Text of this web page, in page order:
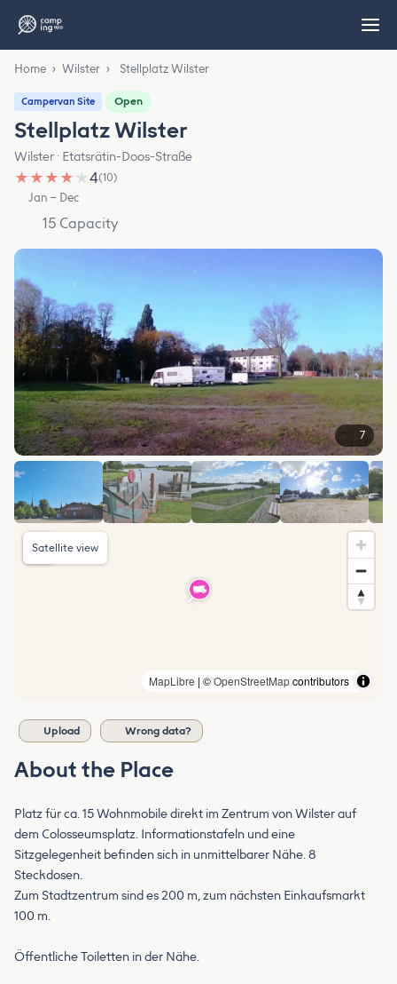
Home › Wilster › Stellplatz Wilster
Campervan Site Open
Stellplatz Wilster
Wilster · Etatsrätin-Doos-Straße
★ ★ ★ ★ ★4(10)
Jan – Dec
15 Capacity
7
MapLibre | ©OpenStreetMapcontributors
Satellite view
Upload Wrong data?
About the Place
Platz für ca. 15 Wohnmobile direkt im Zentrum von Wilster auf
dem Colosseumsplatz. Informationstafeln und eine
Sitzgelegenheit befinden sich in unmittelbarer Nähe. 8
Steckdosen.
Zum Stadtzentrum sind es 200 m, zum nächsten Einkaufsmarkt
100 m.
Öffentliche Toiletten in der Nähe.